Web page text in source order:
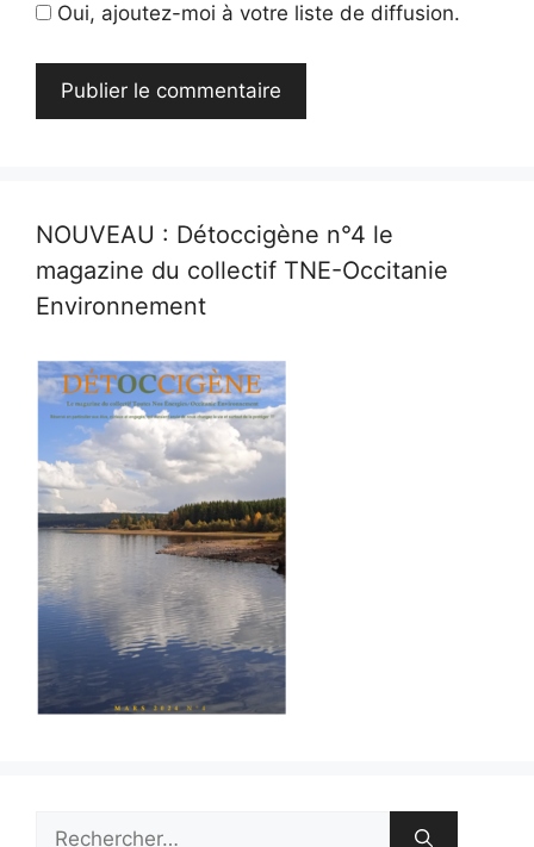
Oui, ajoutez-moi à votre liste de diffusion.
NOUVEAU : Détoccigène n°4 le
magazine du collectif TNE-Occitanie
Environnement